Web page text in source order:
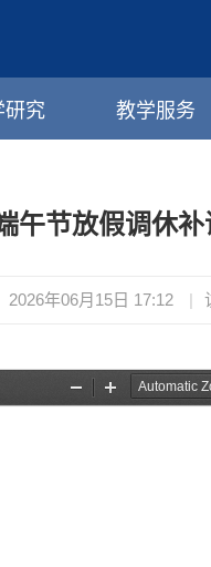
研究 教学服务
午节放假调休补
2026年06月15日 17:12 |